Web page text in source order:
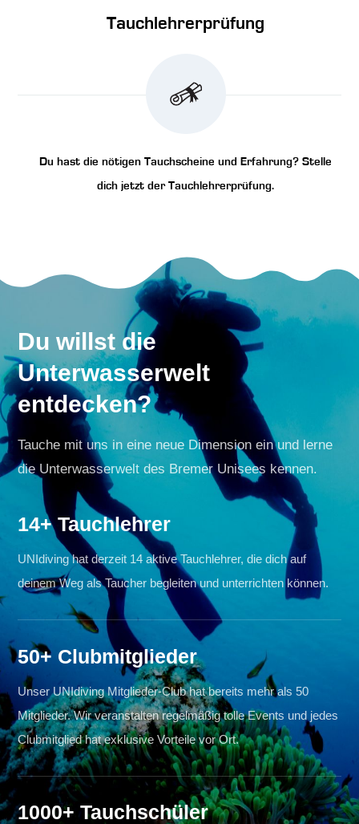
Tauchlehrerprüfung
Du hast die nötigen Tauchscheine und Erfahrung? Stelle
dich jetzt der Tauchlehrerprüfung.
Du willst die
Unterwasserwelt
entdecken?
Tauche mit uns in eine neue Dimension ein und lerne
die Unterwasserwelt des Bremer Unisees kennen.
14+ Tauchlehrer
UNIdiving hat derzeit 14 aktive Tauchlehrer, die dich auf
deinem Weg als Taucher begleiten und unterrichten können.
50+ Clubmitglieder
Unser UNIdiving Mitglieder-Club hat bereits mehr als 50
Mitglieder. Wir veranstalten regelmäßig tolle Events und jedes
Clubmitglied hat exklusive Vorteile vor Ort.
1000+ Tauchschüler